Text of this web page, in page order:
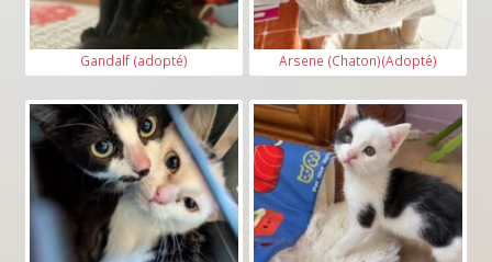
Gandalf (adopté) Arsene (Chaton)(Adopté)